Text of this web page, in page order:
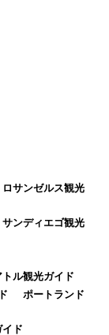
ロサンゼルス観光
サンディエゴ観光
トル観光ガイド
ポートランド
ド